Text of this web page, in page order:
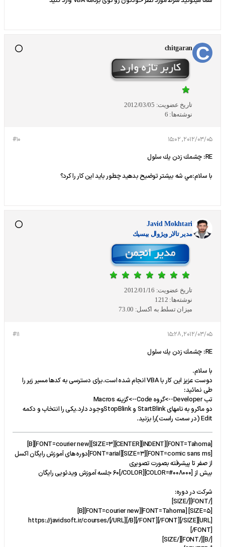
chitgaran
تاریخ عضویت: 2012/03/05
نوشته‌ها: 6
#10 2012/03/05, 15:02
RE: چشمك زدن يك سلول
با سلام:مي شه بيشتر توضيح بدهيد چطور بايد اين كار را كرد؟
Javid Mokhtari
مدير تالار ويژوال بيسيك
تاریخ عضویت: 2012/01/16
نوشته‌ها: 1212
میزان تسلط به اکسل: 73.00
#11 2012/03/05, 15:28
RE: چشمك زدن يك سلول
با سلام.
دوست عزیز این کار با VBA انجام شده است.برای دسترسی به کدها مسیر زیر را
طی نمائید:
تب Developer-->گروه Code-->گزینه Macros
دو ماکرو به نامهای StartBlink و StopBlinkوجود دارد.یکی را انتخاب و دکمه
Edit (در سمت راست)را بزنید.
[FONT=Tahoma][INDENT][CENTER][SIZE=3][FONT=courier new][B]
[FONT=comic sans ms][SIZE=3][FONT=arial]دوره های آموزش رایگان اکسل
از صفر تا پیشرفته بصورت تصویری
بیش از [COLOR=#008000]60[/COLOR] جلسه آموزش ویدئویی رایگان
شرکت در دوره:
[/FONT][/SIZE]
[SIZE=5] [FONT=Tahoma][FONT=courier new][B]
[URL]https://javidsoft.ir/courses/[/URL][/B][/FONT][/FONT][/SIZE]
[/FONT]
[/B][/FONT][/SIZE]